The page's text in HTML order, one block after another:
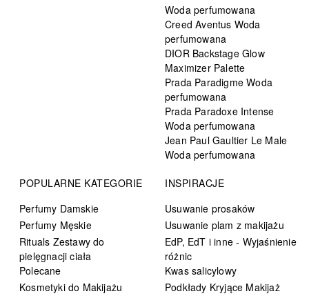
Woda perfumowana
Creed Aventus Woda
perfumowana
DIOR Backstage Glow
Maximizer Palette
Prada Paradigme Woda
perfumowana
Prada Paradoxe Intense
Woda perfumowana
Jean Paul Gaultier Le Male
Woda perfumowana
POPULARNE KATEGORIE
Perfumy Damskie
Perfumy Męskie
Rituals Zestawy do
pielęgnacji ciała
Polecane
Kosmetyki do Makijażu
INSPIRACJE
Usuwanie prosaków
Usuwanie plam z makijażu
EdP, EdT i inne - Wyjaśnienie
różnic
Kwas salicylowy
Podkłady Kryjące Makijaż